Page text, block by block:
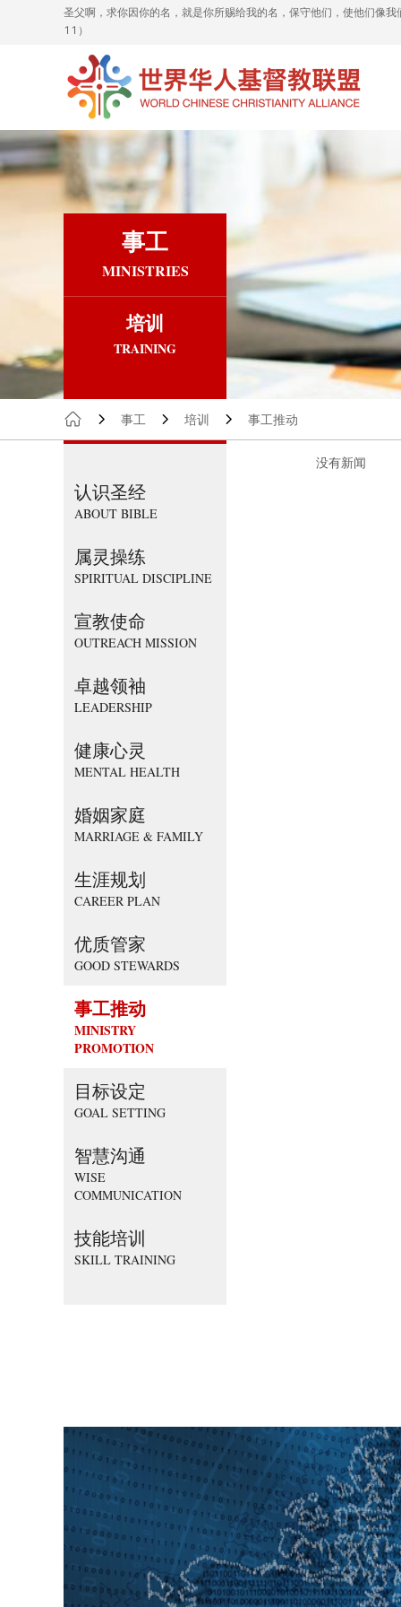
圣父啊，求你因你的名，就是你所赐给我的名，保守他们，使他们像
11）
事工
MINISTRIES
培训
TRAINING
事工 培训 事工推动
认识圣经
ABOUT BIBLE
属灵操练
SPIRITUAL DISCIPLINE
宣教使命
OUTREACH MISSION
卓越领袖
LEADERSHIP
健康心灵
MENTAL HEALTH
婚姻家庭
MARRIAGE & FAMILY
生涯规划
CAREER PLAN
优质管家
GOOD STEWARDS
事工推动
MINISTRY
PROMOTION
目标设定
GOAL SETTING
智慧沟通
WISE
COMMUNICATION
技能培训
SKILL TRAINING
没有新闻